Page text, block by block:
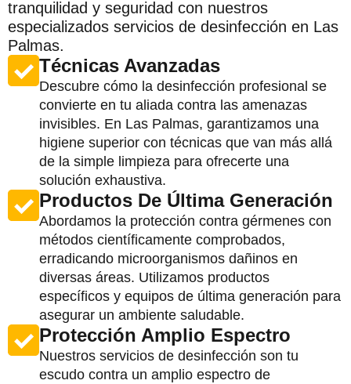
tranquilidad y seguridad con nuestros
especializados servicios de desinfección en Las
Palmas.
Técnicas Avanzadas
Descubre cómo la desinfección profesional se
convierte en tu aliada contra las amenazas
invisibles. En Las Palmas, garantizamos una
higiene superior con técnicas que van más allá
de la simple limpieza para ofrecerte una
solución exhaustiva.
Productos De Última Generación
Abordamos la protección contra gérmenes con
métodos científicamente comprobados,
erradicando microorganismos dañinos en
diversas áreas. Utilizamos productos
específicos y equipos de última generación para
asegurar un ambiente saludable.
Protección Amplio Espectro
Nuestros servicios de desinfección son tu
escudo contra un amplio espectro de